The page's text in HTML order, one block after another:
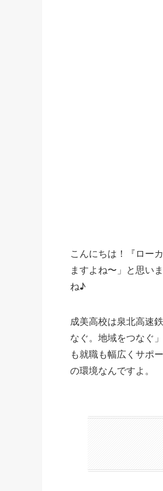
こんにちは！『ロー
ますよね〜」と思い
ね♪
成美高校は泉北高速
なぐ。地域をつなぐ
も就職も幅広くサポ
の環境なんですよ。